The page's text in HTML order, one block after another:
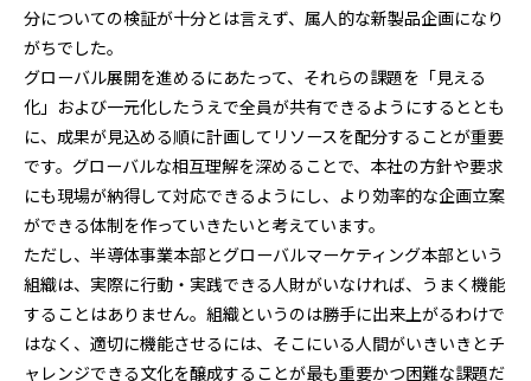
分についての検証が十分とは言えず、属人的な新製品企画になり
がちでした。
グローバル展開を進めるにあたって、それらの課題を「見える
化」および一元化したうえで全員が共有できるようにするととも
に、成果が見込める順に計画してリソースを配分することが重要
です。グローバルな相互理解を深めることで、本社の方針や要求
にも現場が納得して対応できるようにし、より効率的な企画立案
ができる体制を作っていきたいと考えています。
ただし、半導体事業本部とグローバルマーケティング本部という
組織は、実際に行動・実践できる人財がいなければ、うまく機能
することはありません。組織というのは勝手に出来上がるわけで
はなく、適切に機能させるには、そこにいる人間がいきいきとチ
ャレンジできる文化を醸成することが最も重要かつ困難な課題だ